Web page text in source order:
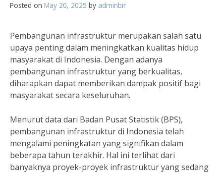
Posted on May 20, 2025 by adminbir
Pembangunan infrastruktur merupakan salah satu
upaya penting dalam meningkatkan kualitas hidup
masyarakat di Indonesia. Dengan adanya
pembangunan infrastruktur yang berkualitas,
diharapkan dapat memberikan dampak positif bagi
masyarakat secara keseluruhan.
Menurut data dari Badan Pusat Statistik (BPS),
pembangunan infrastruktur di Indonesia telah
mengalami peningkatan yang signifikan dalam
beberapa tahun terakhir. Hal ini terlihat dari
banyaknya proyek-proyek infrastruktur yang sedang